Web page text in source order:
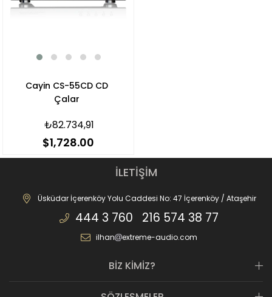
Cayin CS-55CD CD
Çalar
₺82.734,91
$1,728.00
İLETİŞİM
Üsküdar İçerenköy Yolu Caddesi No: 47 İçerenköy / Ataşehir
444 3 760 216 574 38 77
ilhan extreme-audio.com
BİZ KİMİZ?